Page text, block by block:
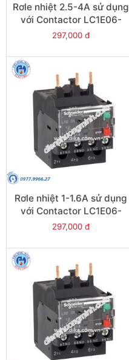
Rơle nhiệt 2.5-4A sử dụng
với Contactor LC1E06-
E38 - Model LRE08
297,000 đ
Rơle nhiệt 1-1.6A sử dụng
với Contactor LC1E06-
E38 - Model LRE06
297,000 đ